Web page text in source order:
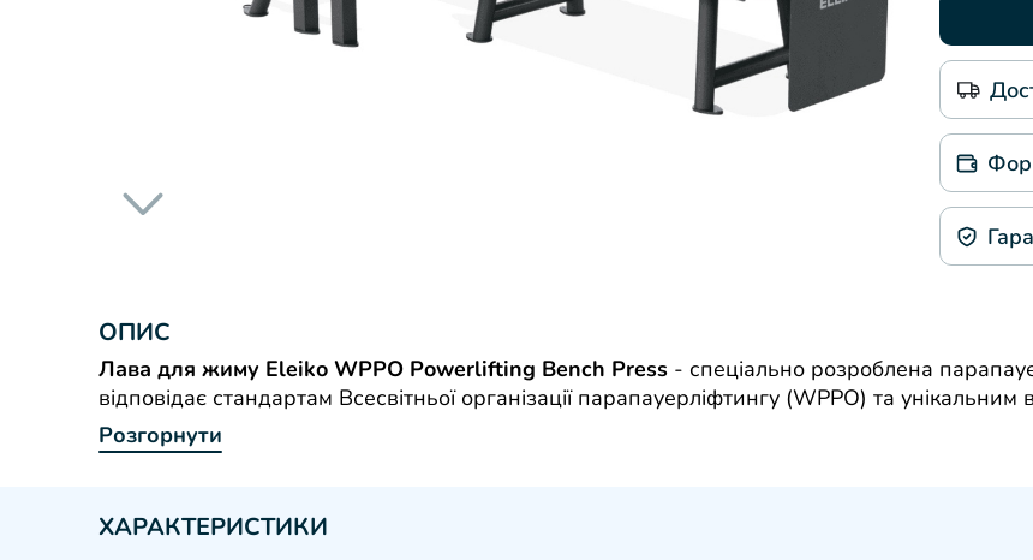
ОПИС
Лава для жиму Eleiko WPPO Powerlifting Bench Press - спеціально розроблена
відповідає стандартам Всесвітньої організації парапауерліфтингу (WPPO) та унікальним
Розгорнути
ХАРАКТЕРИСТИКИ